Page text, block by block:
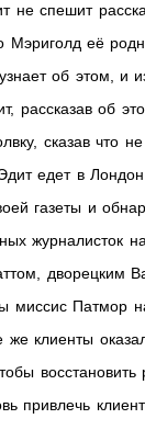
не спешит
Мэриголд её
об этом, и
рассказав об
сказав что
едет в
газеты и
журналисток
дворецким
миссис Патмор
же клиенты
восстановить
привлечь